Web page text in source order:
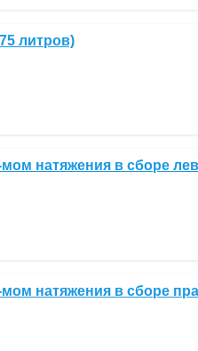
литров)
натяжения в сборе
натяжения в сборе